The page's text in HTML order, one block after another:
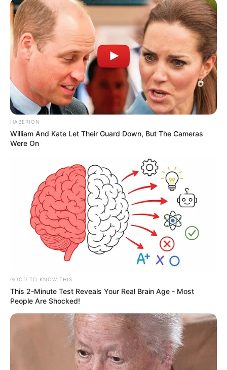
HABERION
William And Kate Let Their Guard Down, But The Cameras
Were On
GOOD TO KNOW THIS
This 2-Minute Test Reveals Your Real Brain Age - Most
People Are Shocked!